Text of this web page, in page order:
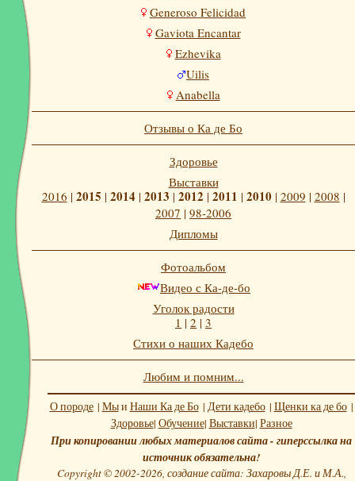
Generoso Felicidad
Gaviota Encantar
Ezhevika
Uilis
Anabella
Отзывы о Ка де Бо
Здоровье
Выставки
2016 | 2015 | 2014| 2013 | 2012 | 2011 | 2010 | 2009 | 2008 |
2007 | 98-2006
Дипломы
Фотоальбом
Видео с Ка-де-бо
Уголок радости
1 | 2 | 3
Стихи о наших Кадебо
Любим и помним...
О породе| Мыи Наши Ка де Бо| Дети кадебо| Щенки ка де бо|
Здоровье| Обучение| Выставки| Разное
При копировании любых материалов сайта - гиперссылка на
источник обязательна!
Copyright © 2002-2026, создание сайта: Захаровы Д.Е. и М.А.,